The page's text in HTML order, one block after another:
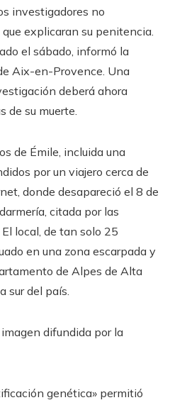
investigadores no
explicaran su penitencia.
el sábado, informó la
Aix-en-Provence. Una
deberá ahora
de su muerte.
de Émile, incluida una
por un viajero cerca de
donde desapareció el 8 de
citada por las
local, de tan solo 25
en una zona escarpada y
de Alpes de Alta
sur del país.
difundida por la
genética» permitió